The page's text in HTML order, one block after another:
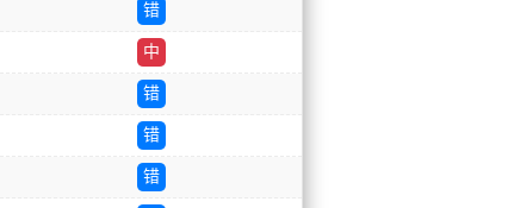
错
中
错
错
错